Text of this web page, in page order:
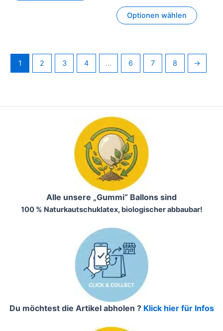
Optionen wählen
1 2 3 4 … 6 7 8 →
Alle unsere „Gummi“ Ballons sind
100 % Naturkautschuklatex, biologischer abbaubar!
Du möchtest die Artikel abholen ? Klick hier für Infos